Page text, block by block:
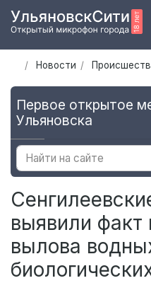
Новости
Первое открытое
Ульяновска
выявили факт
вылова